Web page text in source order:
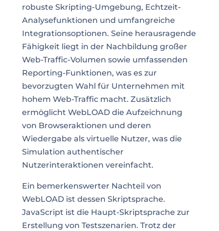
robuste Skripting-Umgebung, Echtzeit-
Analysefunktionen und umfangreiche
Integrationsoptionen. Seine herausragende
Fähigkeit liegt in der Nachbildung großer
Web-Traffic-Volumen sowie umfassenden
Reporting-Funktionen, was es zur
bevorzugten Wahl für Unternehmen mit
hohem Web-Traffic macht. Zusätzlich
ermöglicht WebLOAD die Aufzeichnung
von Browseraktionen und deren
Wiedergabe als virtuelle Nutzer, was die
Simulation authentischer
Nutzerinteraktionen vereinfacht.
Ein bemerkenswerter Nachteil von
WebLOAD ist dessen Skriptsprache.
JavaScript ist die Haupt-Skriptsprache zur
Erstellung von Testszenarien. Trotz der